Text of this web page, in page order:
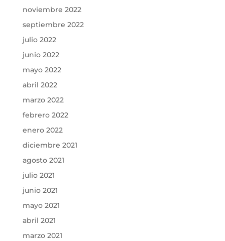
noviembre 2022
septiembre 2022
julio 2022
junio 2022
mayo 2022
abril 2022
marzo 2022
febrero 2022
enero 2022
diciembre 2021
agosto 2021
julio 2021
junio 2021
mayo 2021
abril 2021
marzo 2021